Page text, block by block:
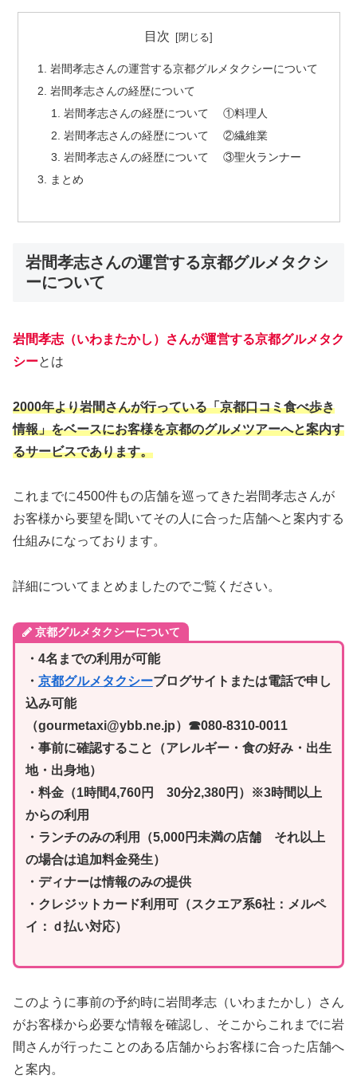
目次
岩間孝志さんの運営する京都グルメタクシーについて
岩間孝志さんの経歴について
岩間孝志さんの経歴について ①料理人
岩間孝志さんの経歴について ②繊維業
岩間孝志さんの経歴について ③聖火ランナー
まとめ
岩間孝志さんの運営する京都グルメタクシ
ーについて
岩間孝志（いわまたかし）さんが運営する京都グルメタク
シーとは
2000年より岩間さんが行っている「京都口コミ食べ歩き
情報」をベースにお客様を京都のグルメツアーへと案内す
るサービスであります。
これまでに4500件もの店舗を巡ってきた岩間孝志さんが
お客様から要望を聞いてその人に合った店舗へと案内する
仕組みになっております。
詳細についてまとめましたのでご覧ください。
京都グルメタクシーについて
・4名までの利用が可能
・ 京都グルメタクシーブログサイトまたは電話で申し
込み可能
（gourmetaxi@ybb.ne.jp）☎080-8310-0011
・事前に確認すること（アレルギー・食の好み・出生
地・出身地）
・料金（1時間4,760円 30分2,380円）※3時間以上
からの利用
・ランチのみの利用（5,000円未満の店舗 それ以上
の場合は追加料金発生）
・ディナーは情報のみの提供
・クレジットカード利用可（スクエア系6社：メルペ
イ：ｄ払い対応）
このように事前の予約時に岩間孝志（いわまたかし）さん
がお客様から必要な情報を確認し、そこからこれまでに岩
間さんが行ったことのある店舗からお客様に合った店舗へ
と案内。